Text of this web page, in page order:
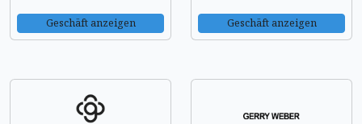
Geschäft anzeigen Geschäft anzeigen